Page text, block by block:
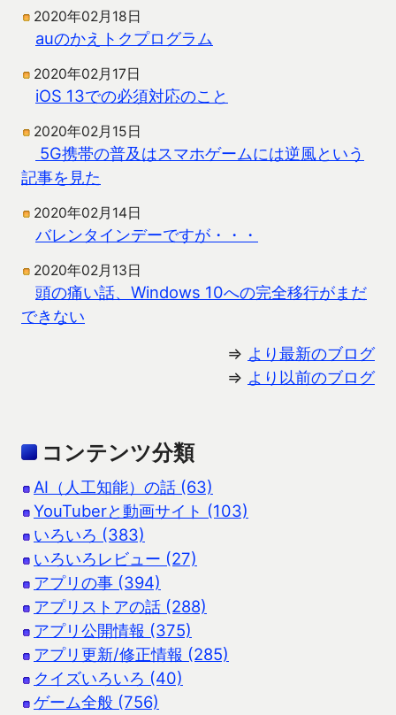
2020年02月18日
auのかえトクプログラム
2020年02月17日
iOS 13での必須対応のこと
2020年02月15日
5G携帯の普及はスマホゲームには逆風という
記事を見た
2020年02月14日
バレンタインデーですが・・・
2020年02月13日
頭の痛い話、Windows 10への完全移行がまだ
できない
⇒ より最新のブログ
⇒ より以前のブログ
コンテンツ分類
AI（人工知能）の話 (63)
YouTuberと動画サイト (103)
いろいろ (383)
いろいろレビュー (27)
アプリの事 (394)
アプリストアの話 (288)
アプリ公開情報 (375)
アプリ更新/修正情報 (285)
クイズいろいろ (40)
ゲーム全般 (756)